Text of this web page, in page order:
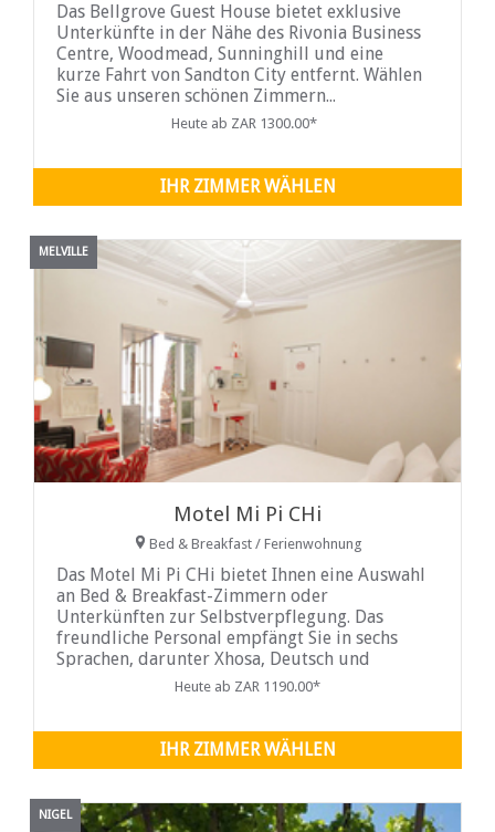
Das Bellgrove Guest House bietet exklusive
Unterkünfte in der Nähe des Rivonia Business
Centre, Woodmead, Sunninghill und eine
kurze Fahrt von Sandton City entfernt. Wählen
Sie aus unseren schönen Zimmern...
Heute ab ZAR 1300.00*
IHR ZIMMER WÄHLEN
MELVILLE
Motel Mi Pi CHi
Bed & Breakfast / Ferienwohnung
Das Motel Mi Pi CHi bietet Ihnen eine Auswahl
an Bed & Breakfast-Zimmern oder
Unterkünften zur Selbstverpflegung. Das
freundliche Personal empfängt Sie in sechs
Sprachen, darunter Xhosa, Deutsch und
Niederländisch.Heute ab ZAR 1190.00*
IHR ZIMMER WÄHLEN
NIGEL